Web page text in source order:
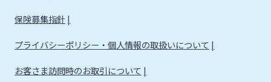
保険募集指針
プライバシーポリシー・個人情報の取扱いについて
お客さま訪問時のお取引について